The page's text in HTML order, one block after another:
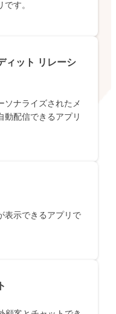
す。
ィット リレーシ
ソナライズされたメ
動配信できるアプリ
表示できるアプリで